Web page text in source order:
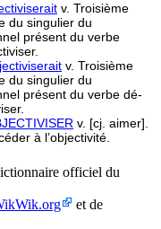
v. Troisième
du singulier du
présent du verbe
v. Troisième
du singulier du
présent du verbe dé-
v. [cj. aimer].
à l’objectivité.
officiel du
et de